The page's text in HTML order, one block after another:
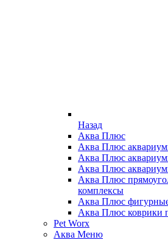
Назад
Аква Плюс
Аква Плюс
Аква Плюс
Аква Плюс
Аква Плюс
комплексы
Аква Плюс
Аква Плюс коврики
Pet Worx
Аква Меню